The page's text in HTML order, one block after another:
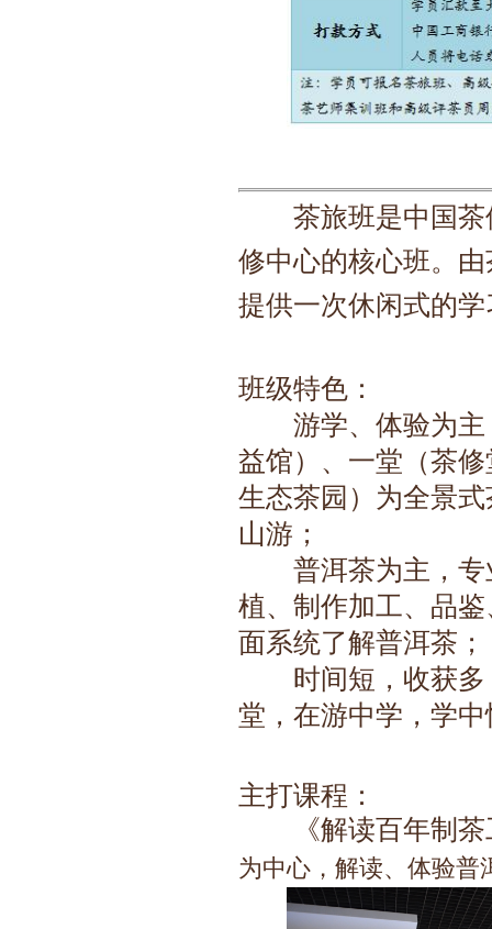
茶旅班是中国茶
修中心的核心班。
提供一次休闲式的
班级特色：
游学、体验为主
益馆）、一堂（茶
生态茶园）为全景
山游；
普洱茶为主，专
植、制作加工、品
面系统了解普洱茶；
时间短，收获多
堂，在游中学，学
主打课程：
《解读百年制茶
为中心，解读、体验普